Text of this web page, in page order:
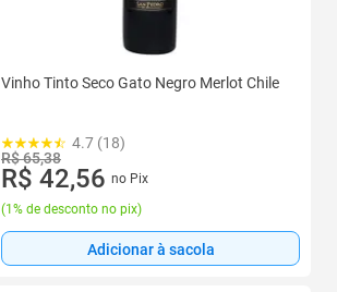
Vinho Tinto Seco Gato Negro Merlot Chile
4.7 (18)
R$ 65,38
R$ 42,56 no Pix
(1% de desconto no pix)
Adicionar à sacola